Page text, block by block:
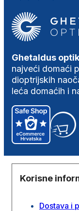
Ghetaldus
najveći domaći
dioptrijskih
leća domaćih i
Korisne
Dostava i